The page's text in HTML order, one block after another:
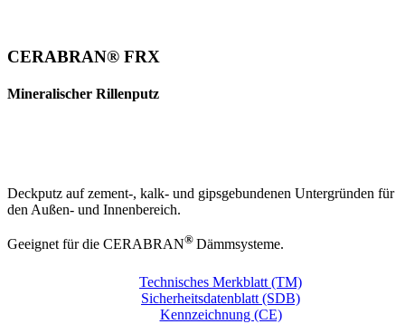
CERABRAN® FRX
Mineralischer Rillenputz
Deckputz auf zement-, kalk- und gipsgebundenen Untergründen für
den Außen- und Innenbereich.
Geeignet für die CERABRAN® Dämmsysteme.
Technisches Merkblatt (TM)
Sicherheitsdatenblatt (SDB)
Kennzeichnung (CE)